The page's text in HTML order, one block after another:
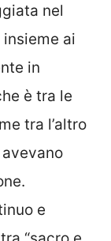
nel
ai
in
è tra le
tra l’altro
e